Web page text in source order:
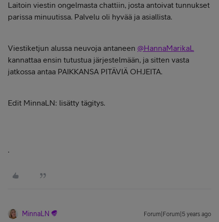
Laitoin viestin ongelmasta chattiin, josta antoivat tunnukset
parissa minuutissa. Palvelu oli hyvää ja asiallista.
Viestiketjun alussa neuvoja antaneen @HannaMarikaL
kannattaa ensin tutustua järjestelmään, ja sitten vasta
jatkossa antaa PAIKKANSA PITÄVIÄ OHJEITA.
Edit MinnaLN: lisätty tägitys.
.
MinnaLN Forum|Forum|5 years ago